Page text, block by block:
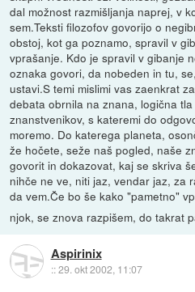
dal možnost razmišljanja naprej, v
sem.Teksti filozofov govorijo o
obstoj, kot ga poznamo, spravil v
vprašanje. Kdo je spravil v gibanje
oznaka govori, da nobeden in tu,
ustavi.S temi mislimi vas zaenkrat
debata obrnila na znana, logična
znanstvenikov, s kateremi do
moremo. Do katerega planeta,
že hočete, seže naš pogled, naše
govorit in dokazovat, kaj se skriva
nihče ne ve, niti jaz, vendar jaz, za
da vem.Če bo še kako "pametno"
njok, se znova razpišem, do takrat
Aspirinix
::29. okt 2002, 11:07